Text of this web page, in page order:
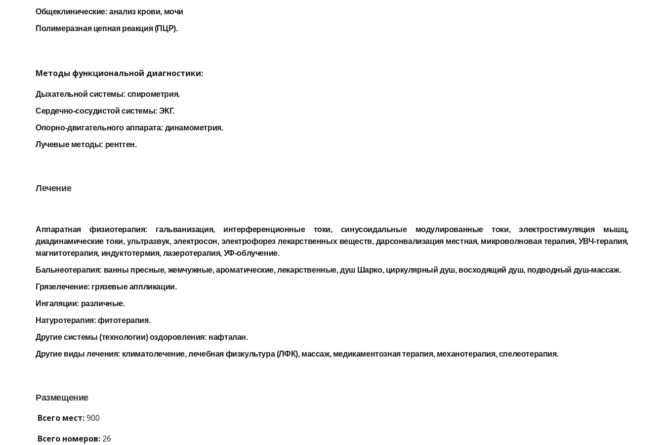
Общеклинические: анализ крови, мочи
Полимеразная цепная реакция (ПЦР).
Методы функциональной диагностики:
Дыхательной системы: спирометрия.
Сердечно-сосудистой системы: ЭКГ.
Опорно-двигательного аппарата: динамометрия.
Лучевые методы: рентген.
Лечение
Аппаратная физиотерапия: гальванизация, интерференционные токи, синусоидальные модулированные токи, электростимуляция мышц,
диадинамические токи, ультразвук, электросон, электрофорез лекарственных веществ, дарсонвализация местная, микроволновая терапия, УВЧ-терапия,
магнитотерапия, индуктотермия, лазеротерапия, УФ-облучение.
Бальнеотерапия: ванны пресные, жемчужные, ароматические, лекарственные, душ Шарко, циркулярный душ, восходящий душ, подводный душ-массаж.
Грязелечение: грязевые аппликации.
Ингаляции: различные.
Натуротерапия: фитотерапия.
Другие системы (технологии) оздоровления: нафталан.
Другие виды лечения: климатолечение, лечебная физкультура (ЛФК), массаж, медикаментозная терапия, механотерапия, спелеотерапия.
Размещение
Всего мест:900
Всего номеров: 26